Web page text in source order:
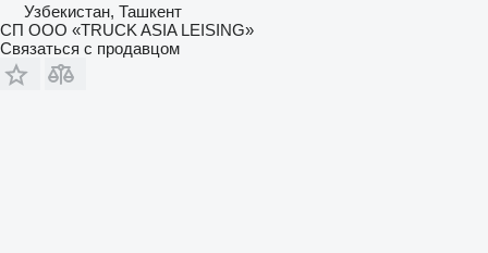
Узбекистан, Ташкент
СП ООО «TRUCK ASIA LEISING»
Связаться с продавцом